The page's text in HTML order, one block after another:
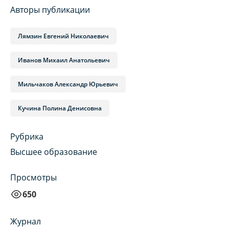
Авторы публикации
Лямзин Евгений Николаевич
Иванов Михаил Анатольевич
Мильчаков Александр Юрьевич
Кучина Полина Денисовна
Рубрика
Высшее образование
Просмотры
650
Журнал